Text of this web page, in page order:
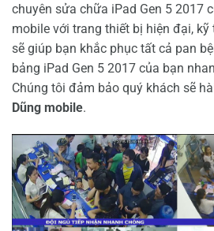
chuyên sửa chữa iPad Gen 5 2017
mobile với trang thiết bị hiện đại,
sẽ giúp bạn khắc phục tất cả pan
bảng iPad Gen 5 2017 của bạn
Chúng tôi đảm bảo quý khách sẽ
Dũng mobile.